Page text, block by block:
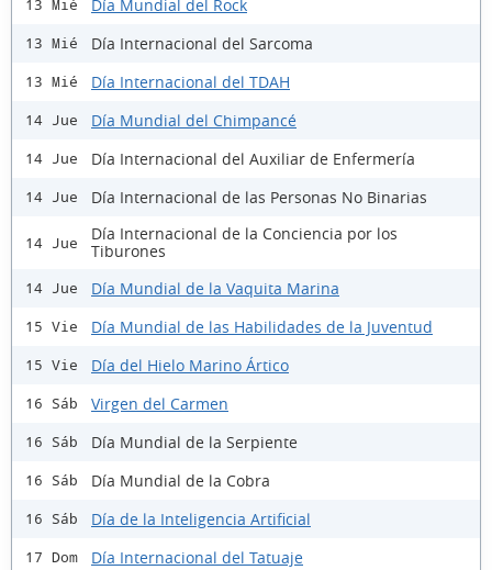
13 Mié Día Mundial del Rock
13 Mié Día Internacional del Sarcoma
13 Mié Día Internacional del TDAH
14 Jue Día Mundial del Chimpancé
14 Jue Día Internacional del Auxiliar de Enfermería
14 Jue Día Internacional de las Personas No Binarias
14 Jue
Día Internacional de la Conciencia por los
Tiburones
14 Jue Día Mundial de la Vaquita Marina
15 Vie Día Mundial de las Habilidades de la Juventud
15 Vie Día del Hielo Marino Ártico
16 Sáb Virgen del Carmen
16 Sáb Día Mundial de la Serpiente
16 Sáb Día Mundial de la Cobra
16 Sáb Día de la Inteligencia Artificial
17 Dom Día Internacional del Tatuaje